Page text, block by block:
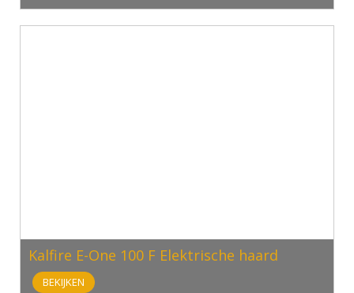
Kalfire E-One 100 F Elektrische haard
BEKIJKEN